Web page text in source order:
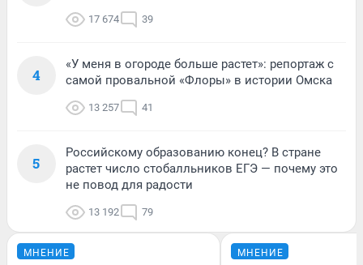
17 674 39
4
«У меня в огороде больше растет»: репортаж с
самой провальной «Флоры» в истории Омска
13 257 41
5
Российскому образованию конец? В стране
растет число стобалльников ЕГЭ — почему это
не повод для радости
13 192 79
МНЕНИЕ МНЕНИЕ